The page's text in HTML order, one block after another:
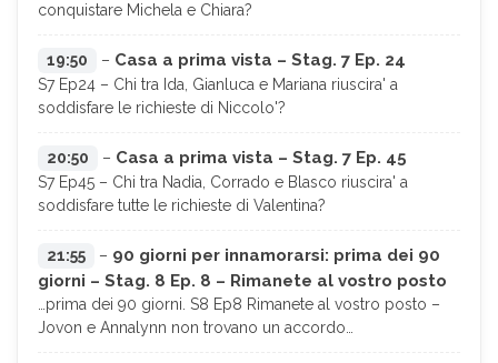
conquistare Michela e Chiara?
19:50 – Casa a prima vista – Stag. 7 Ep. 24
S7 Ep24 – Chi tra Ida, Gianluca e Mariana riuscira' a
soddisfare le richieste di Niccolo'?
20:50 – Casa a prima vista – Stag. 7 Ep. 45
S7 Ep45 – Chi tra Nadia, Corrado e Blasco riuscira' a
soddisfare tutte le richieste di Valentina?
21:55 – 90 giorni per innamorarsi: prima dei 90
giorni – Stag. 8 Ep. 8 – Rimanete al vostro posto
…prima dei 90 giorni. S8 Ep8 Rimanete al vostro posto –
Jovon e Annalynn non trovano un accordo…